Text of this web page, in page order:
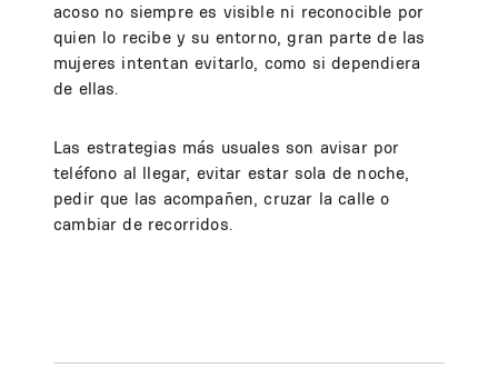
acoso no siempre es visible ni reconocible por
quien lo recibe y su entorno, gran parte de las
mujeres intentan evitarlo, como si dependiera
de ellas.
Las estrategias más usuales son avisar por
teléfono al llegar, evitar estar sola de noche,
pedir que las acompañen, cruzar la calle o
cambiar de recorridos.